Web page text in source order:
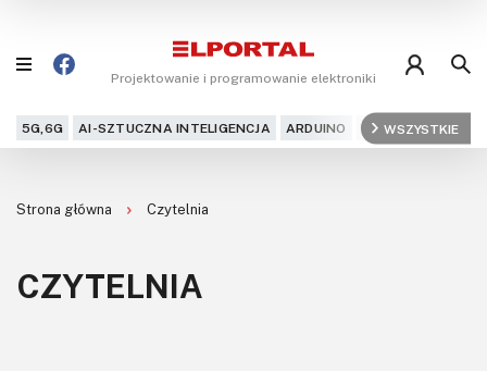
Projektowanie i programowanie elektroniki
5G,6G AI-SZTUCZNA INTELIGENCJA ARDUINO ARM AUDIO
WSZYSTKIE
Kursy
Strona główna Czytelnia
CZYTELNIA